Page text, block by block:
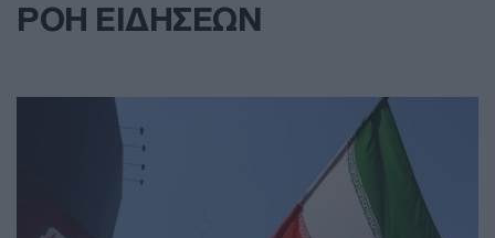
ΡΟΗ ΕΙΔΗΣΕΩΝ